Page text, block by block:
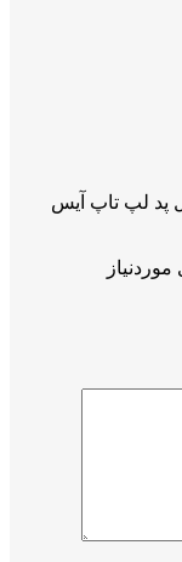
پد لپ تاپ آیس